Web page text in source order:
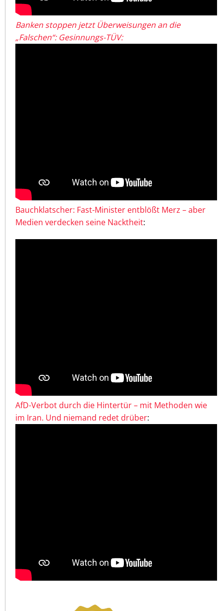
Banken stoppen jetzt Überweisungen an die
„Falschen“: Gesinnungs-TÜV:
Bauchklatscher: Fast-Minister entblößt Merz – aber
Medien verdecken seine Nacktheit:
AfD-Verbot durch die Hintertür – mit Methoden wie
im Iran. Und niemand redet drüber: